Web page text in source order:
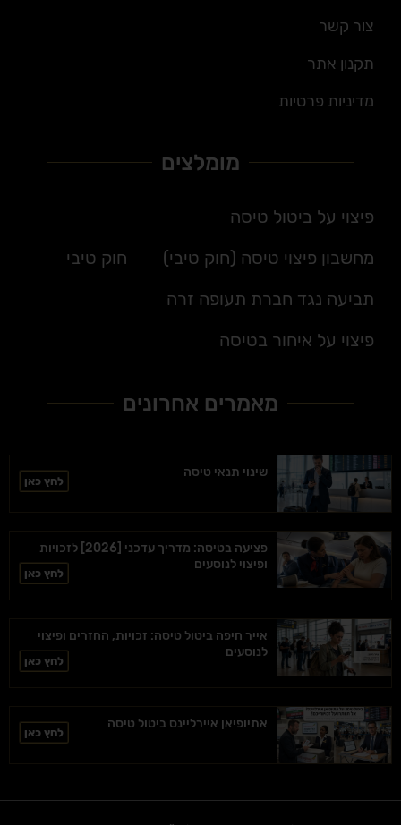
צור קשר
תקנון אתר
מדיניות פרטיות
מומלצים
פיצוי על ביטול טיסה
מחשבון פיצוי טיסה (חוק טיבי)
חוק טיבי
תביעה נגד חברת תעופה זרה
פיצוי על איחור בטיסה
מאמרים אחרונים
שינוי תנאי טיסה
לחץ כאן
פציעה בטיסה: מדריך עדכני [2026] לזכויות
ופיצוי לנוסעים
לחץ כאן
אייר חיפה ביטול טיסה: זכויות, החזרים ופיצוי
לנוסעים
לחץ כאן
אתיופיאן איירליינס ביטול טיסה
לחץ כאן